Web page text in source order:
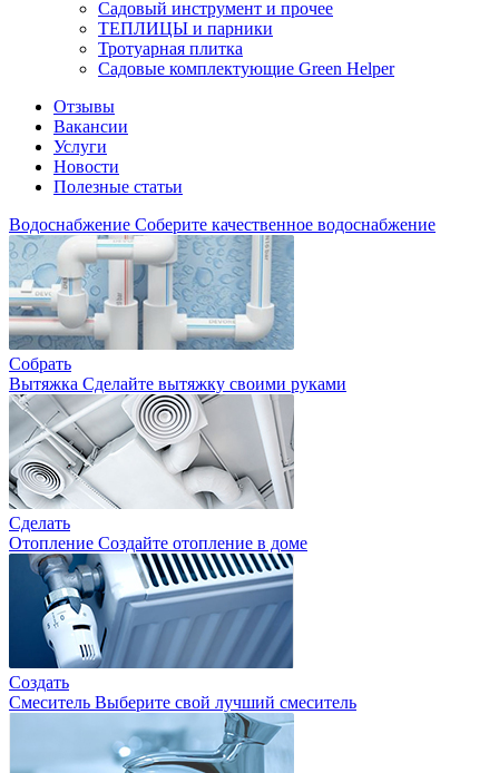
Садовый инструмент и прочее
ТЕПЛИЦЫ и парники
Тротуарная плитка
Садовые комплектующие Green Helper
Отзывы
Вакансии
Услуги
Новости
Полезные статьи
Водоснабжение Соберите качественное водоснабжение
Собрать
Вытяжка Сделайте вытяжку своими руками
Сделать
Отопление Создайте отопление в доме
Создать
Смеситель Выберите свой лучший смеситель